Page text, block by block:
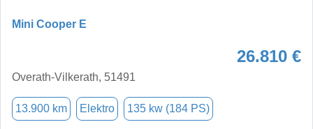
Mini Cooper E
26.810 €
Overath-Vilkerath, 51491
13.900 km Elektro 135 kw (184 PS)